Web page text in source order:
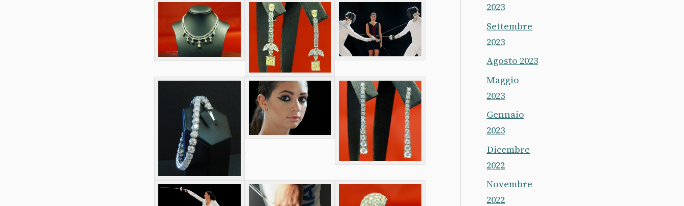
2023
Settembre
2023
Agosto 2023
Maggio
2023
Gennaio
2023
Dicembre
2022
Novembre
2022